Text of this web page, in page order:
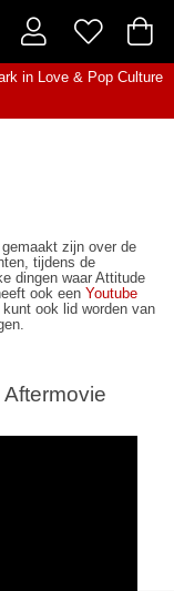
in Love& Pop Culture
zijn over de
tijdens de
dingen waar Attitude
ook een Youtube
ook lid worden van